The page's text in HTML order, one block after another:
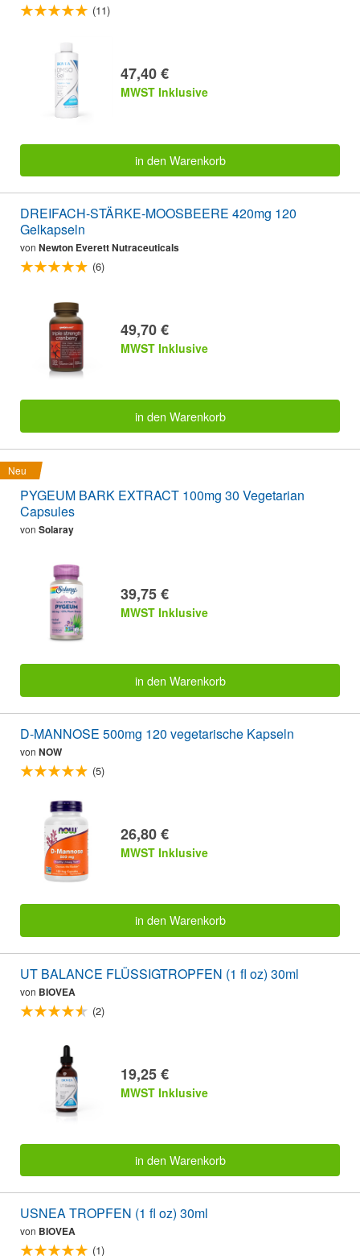
(11)
47,40 €
MWST Inklusive
in den Warenkorb
DREIFACH-STÄRKE-MOOSBEERE 420mg 120
Gelkapseln
von Newton Everett Nutraceuticals
(6)
49,70 €
MWST Inklusive
in den Warenkorb
Neu
PYGEUM BARK EXTRACT 100mg 30 Vegetarian
Capsules
von Solaray
39,75 €
MWST Inklusive
in den Warenkorb
D-MANNOSE 500mg 120 vegetarische Kapseln
von NOW
(5)
26,80 €
MWST Inklusive
in den Warenkorb
UT BALANCE FLÜSSIGTROPFEN (1 fl oz) 30ml
von BIOVEA
(2)
19,25 €
MWST Inklusive
in den Warenkorb
USNEA TROPFEN (1 fl oz) 30ml
von BIOVEA
(1)